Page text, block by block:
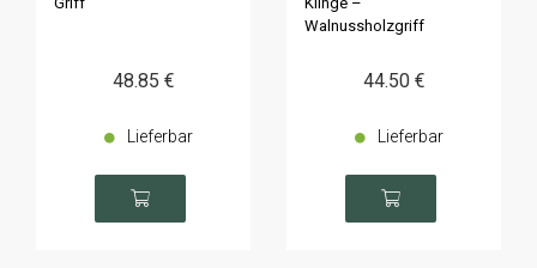
48.85 €
Lieferbar
Walnussholzgriff
44.50 €
Lieferbar